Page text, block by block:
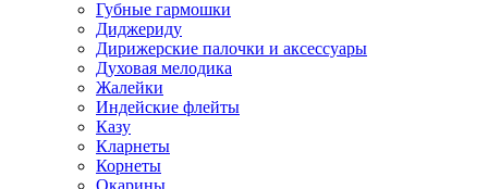
Губные гармошки
Диджериду
Дирижерские палочки и аксессуары
Духовая мелодика
Жалейки
Индейские флейты
Казу
Кларнеты
Корнеты
Окарины